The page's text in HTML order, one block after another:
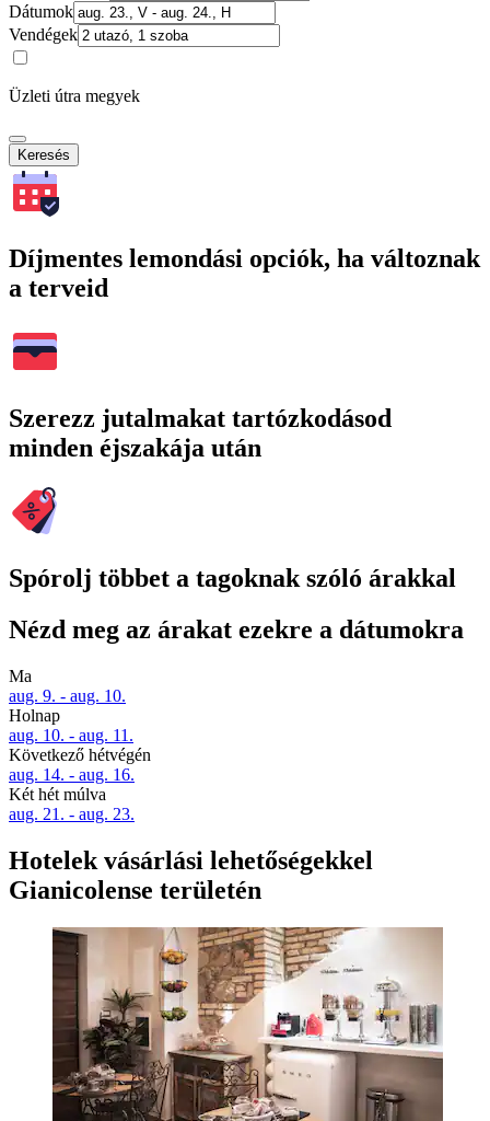
Dátumok
Vendégek
Üzleti útra megyek
Keresés
Díjmentes lemondási opciók, ha változnak
a terveid
Szerezz jutalmakat tartózkodásod
minden éjszakája után
Spórolj többet a tagoknak szóló árakkal
Nézd meg az árakat ezekre a dátumokra
Ma
aug. 9. - aug. 10.
Holnap
aug. 10. - aug. 11.
Következő hétvégén
aug. 14. - aug. 16.
Két hét múlva
aug. 21. - aug. 23.
Hotelek vásárlási lehetőségekkel
Gianicolense területén